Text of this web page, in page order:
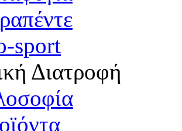
sport
Διατροφή